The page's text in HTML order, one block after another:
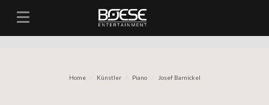
Home Künstler Piano Josef Barnickel